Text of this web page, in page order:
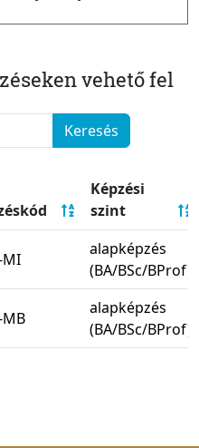
vehető fel
Keresés
Képzési
szint
MI
alapképzés
(BA/BSc/BProf)
alapképzés
(BA/BSc/BProf)